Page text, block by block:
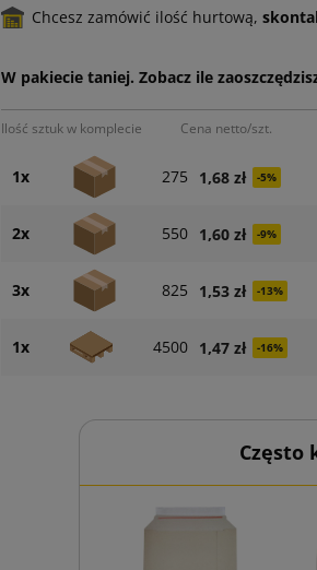
Chcesz zamówić ilość hurtową,
W pakiecie taniej. Zobacz ile
Ilość sztuk w komplecie Cena netto/szt.
1x 275 1,68 zł -5%
2x 550 1,60 zł -9%
3x 825 1,53 zł -13%
1x 4500 1,47 zł -16%
Często